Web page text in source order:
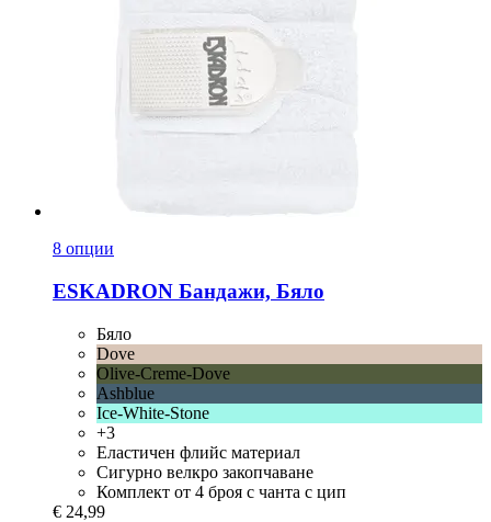
8 опции
ESKADRON Бандажи, Бяло
Бяло
Dove
Olive-Creme-Dove
Ashblue
Ice-White-Stone
+3
Еластичен флийс материал
Сигурно велкро закопчаване
Комплект от 4 броя с чанта с цип
€ 24,99